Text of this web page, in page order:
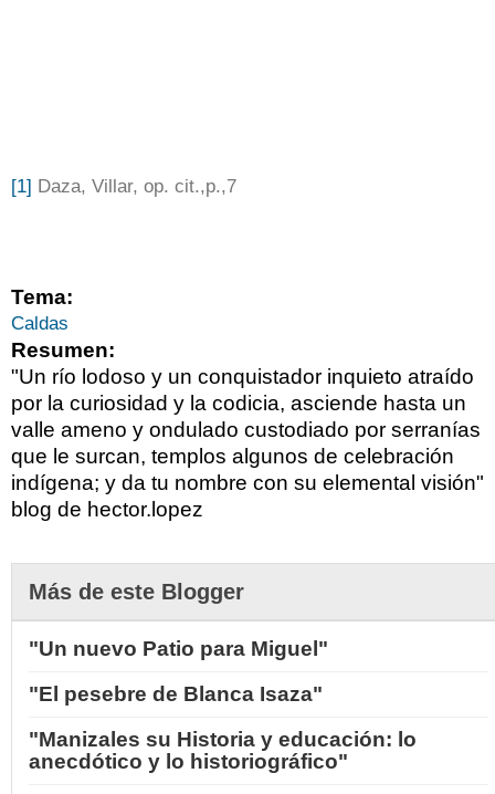
[1] Daza, Villar, op. cit.,p.,7
Tema:
Caldas
Resumen:
"Un río lodoso y un conquistador inquieto atraído
por la curiosidad y la codicia, asciende hasta un
valle ameno y ondulado custodiado por serranías
que le surcan, templos algunos de celebración
indígena; y da tu nombre con su elemental visión"
blog de hector.lopez
Más de este Blogger
"Un nuevo Patio para Miguel"
"El pesebre de Blanca Isaza"
"Manizales su Historia y educación: lo
anecdótico y lo historiográfico"